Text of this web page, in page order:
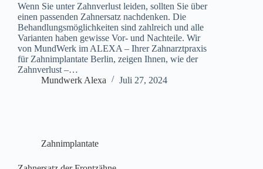
Wenn Sie unter Zahnverlust leiden, sollten Sie über
einen passenden Zahnersatz nachdenken. Die
Behandlungsmöglichkeiten sind zahlreich und alle
Varianten haben gewisse Vor- und Nachteile. Wir
von MundWerk im ALEXA – Ihrer Zahnarztpraxis
für Zahnimplantate Berlin, zeigen Ihnen, wie der
Zahnverlust –…
Mundwerk Alexa
Juli 27, 2024
Zahnimplantate